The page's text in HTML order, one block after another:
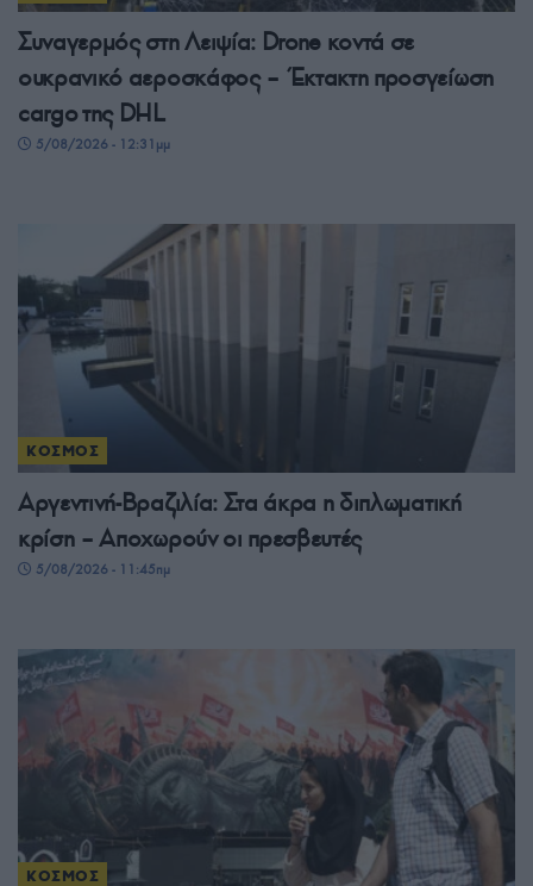
Συναγερμός στη Λειψία: Drone κοντά σε
ουκρανικό αεροσκάφος – Έκτακτη προσγείωση
cargo της DHL
5/08/2026 - 12:31μμ
ΚΟΣΜΟΣ
Αργεντινή-Βραζιλία: Στα άκρα η διπλωματική
κρίση – Αποχωρούν οι πρεσβευτές
5/08/2026 - 11:45πμ
ΚΟΣΜΟΣ